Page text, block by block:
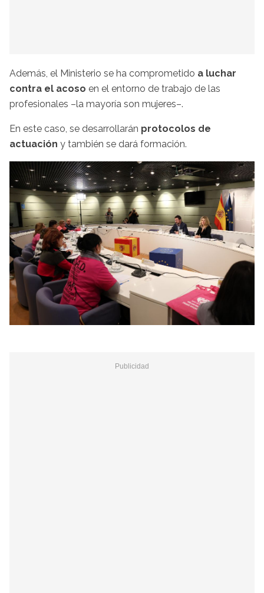
Además, el Ministerio se ha comprometido a luchar
contra el acoso en el entorno de trabajo de las
profesionales –la mayoría son mujeres–.
En este caso, se desarrollarán protocolos de
actuación y también se dará formación.